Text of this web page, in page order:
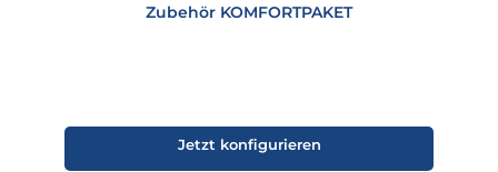
Zubehör KOMFORTPAKET
Jetzt konfigurieren